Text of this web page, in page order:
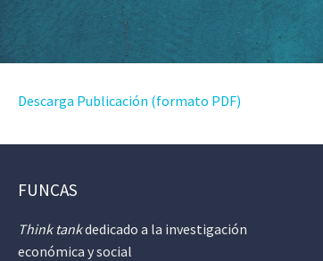
Descarga Publicación (formato PDF)
FUNCAS
Think tankdedicado a la investigación
económica y social